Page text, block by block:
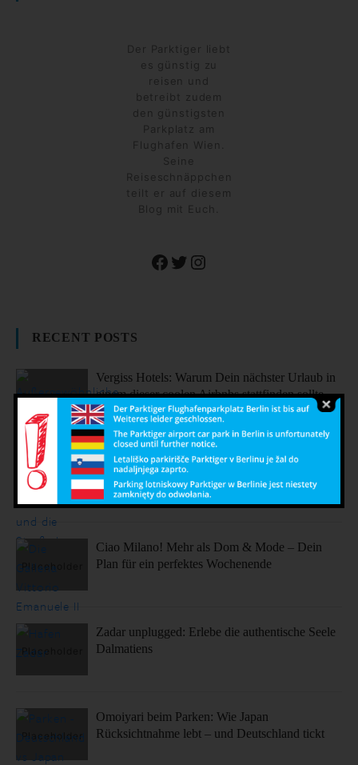
Der Parktiger liebt
es günstig zu
reisen und
betreibt zudem
den günstigsten
Parkplatz am
Flughafen Wien.
Seine
Reiseschnäppchen
teilt er auf diesem
Blog mit Euch.
Facebook
TwitterInstagram
RECENT POSTS
Vergiss Hotels: Warum Dein nächster Urlaub in
einem dieser coolen Airbnbs stattfinden sollte.
Sonne, Stil, Sehenswürdigkeiten – So fühlt sich
Barcelona an
Ciao Milano! Mehr als Dom & Mode – Dein
Plan für ein perfektes Wochenende
Zadar unplugged: Erlebe die authentische Seele
Dalmatiens
Omoiyari beim Parken: Wie Japan
Rücksichtnahme lebt – und Deutschland tickt